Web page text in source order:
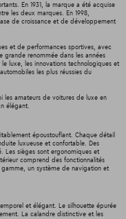
En 1931, la marque a été acquise
les deux marques. En 1998,
de croissance et de développement
et de performances sportives, avec
grande renommée dans les années
luxe, les innovations technologiques et
les plus réussies du
les amateurs de voitures de luxe en
élégant.
époustouflant. Chaque détail
luxueuse et confortable. Des
Les sièges sont ergonomiques et
comprend des fonctionnalités
un système de navigation et
et élégant. Le silhouette épurée
La calandre distinctive et les